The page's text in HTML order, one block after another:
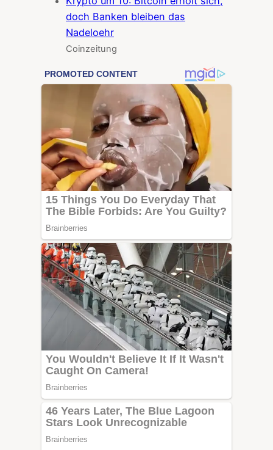
doch Banken bleiben das
Nadeloehr
Coinzeitung